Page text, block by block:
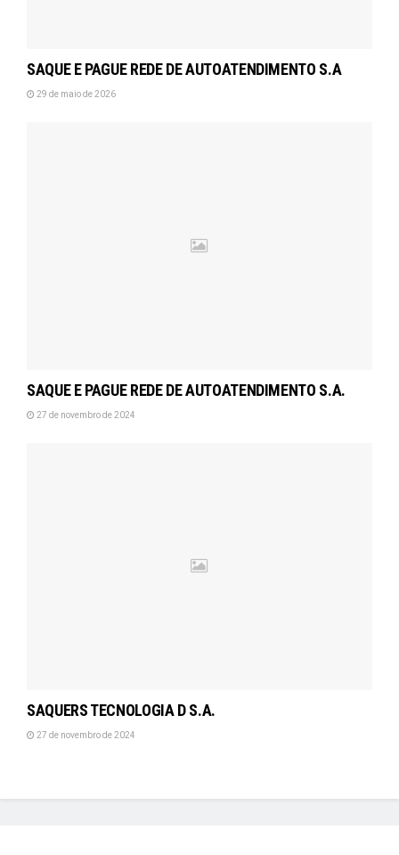
SAQUE E PAGUE REDE DE AUTOATENDIMENTO S.A
29 de maio de 2026
SAQUE E PAGUE REDE DE AUTOATENDIMENTO S.A.
27 de novembro de 2024
SAQUERS TECNOLOGIA D S.A.
27 de novembro de 2024